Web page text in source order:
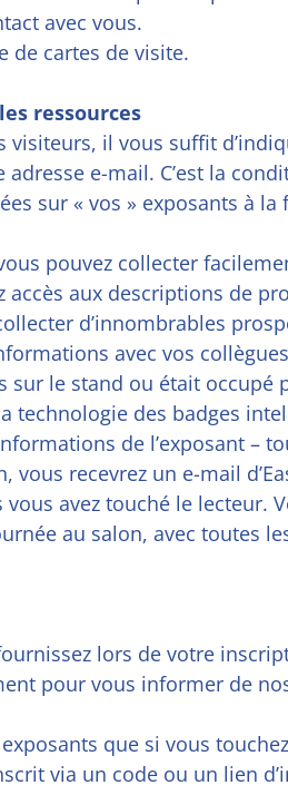
avec vous.
de cartes de visite.
ressources
visiteurs, il vous suffit
e-mail. C’est la
sur « vos » exposants à
pouvez collecter
accès aux descriptions de
d’innombrables
avec vos
sur le stand ou était occupé
technologie des badges
de l’exposant –
vous recevrez un e-mail
avez touché le lecteur.
au salon, avec toutes
lors de votre
pour vous informer de
que si vous
via un code ou un lien